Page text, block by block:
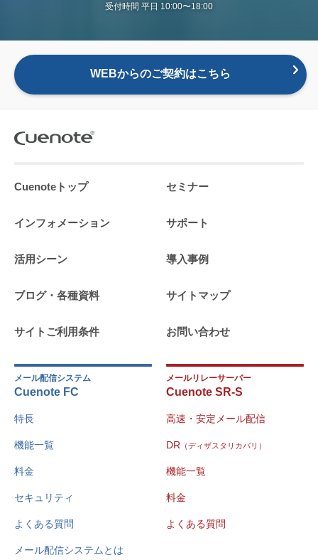
受付時間 平日 10:00〜18:00
WEBからのご契約はこちら
Cuenoteトップ セミナー
インフォメーション サポート
活用シーン 導入事例
ブログ・各種資料 サイトマップ
サイトご利用条件 お問い合わせ
メール配信システム
Cuenote FC
特長
機能一覧
料金
セキュリティ
よくある質問
メール配信システムとは
メールリレーサーバー
Cuenote SR-S
高速・安定メール配信
DR （ディザスタリカバリ）
機能一覧
料金
よくある質問